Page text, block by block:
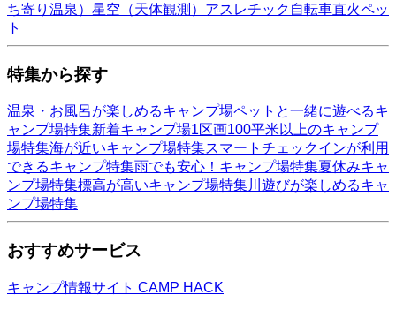
ち寄り温泉） 星空（天体観測） アスレチック 自転車直火ペッ
ト
特集から探す
温泉・お風呂が楽しめるキャンプ場ペットと一緒に遊べるキ
ャンプ場特集新着キャンプ場1区画100平米以上のキャンプ
場特集海が近いキャンプ場特集スマートチェックインが利用
できるキャンプ特集雨でも安心！キャンプ場特集夏休みキャ
ンプ場特集標高が高いキャンプ場特集川遊びが楽しめるキャ
ンプ場特集
おすすめサービス
キャンプ情報サイト CAMP HACK